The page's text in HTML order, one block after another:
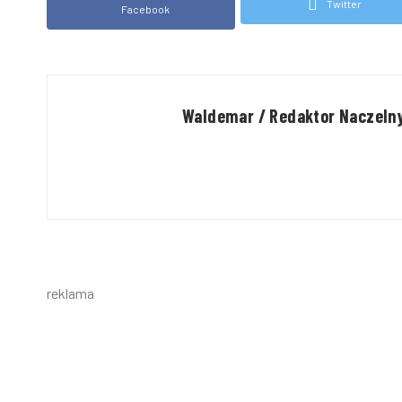
Facebook Twitter
Waldemar / Redaktor
reklama